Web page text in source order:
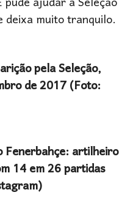
muito tranquilo.
pela Seleção,
de 2017 (Foto:
Fenerbahçe: artilheiro
14 em 26 partidas